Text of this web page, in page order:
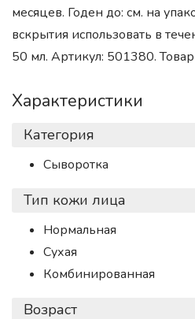
месяцев. Годен до: см. на
вскрытия использовать в
50 мл. Артикул: 501380.
Характеристики
Категория
Сыворотка
Тип кожи лица
Нормальная
Сухая
Комбинированная
Возраст